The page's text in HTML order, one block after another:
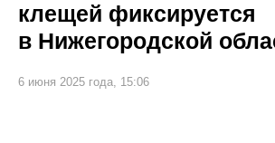
клещей фиксируется
в Нижегородской
6 июня 2025 года, 15:06